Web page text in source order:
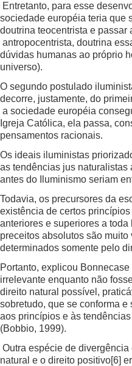
Entretanto, para esse
sociedade européia teria que
doutrina teocentrista e passar
antropocentrista, doutrina
dúvidas humanas ao próprio
universo).
O segundo postulado
decorre, justamente, do
a sociedade européia
Igreja Católica, ela passa,
pensamentos racionais.
Os ideais iluministas
as tendências jus
antes do Iluminismo seriam
Todavia, os precursores da
existência de certos
anteriores e superiores a
preceitos absolutos são muito
determinados somente pelo
Portanto, explicou
irrelevante enquanto não
direito natural possível,
sobretudo, que se conforma
aos princípios e às
(Bobbio, 1999).
Outra espécie de
natural e o direito positivo[6]